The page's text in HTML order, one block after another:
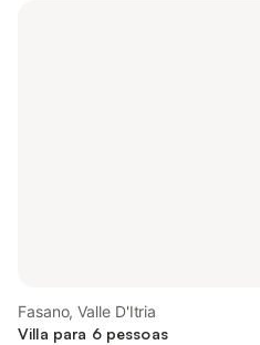
Fasano, Valle D'Itria
Villa para 6 pessoas